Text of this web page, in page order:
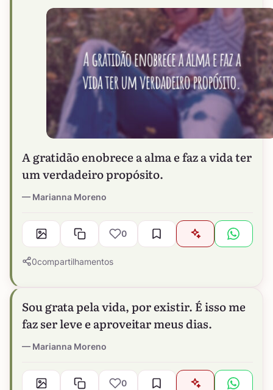
A gratidão enobrece a alma e faz a vida ter
um verdadeiro propósito.
Marianna Moreno
0
0compartilhamentos
Sou grata pela vida, por existir. É isso me
faz ser leve e aproveitar meus dias.
Marianna Moreno
0